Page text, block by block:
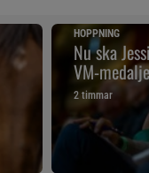
HOPPNING
Nu ska
VM-
2 timmar